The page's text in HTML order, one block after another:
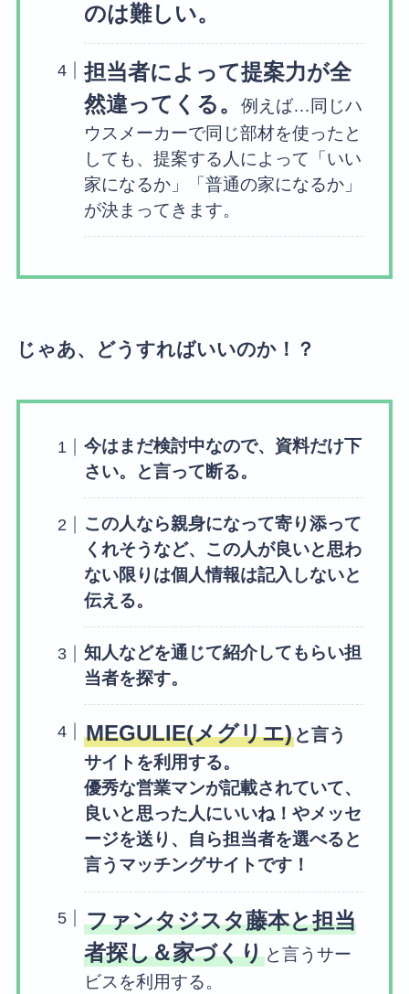
のは難しい。
担当者によって提案力が全
然違ってくる。例えば…同じハ
ウスメーカーで同じ部材を使ったと
しても、提案する人によって「いい
家になるか」「普通の家になるか」
が決まってきます。
じゃあ、どうすればいいのか！？
今はまだ検討中なので、資料だけ下
さい。と言って断る。
この人なら親身になって寄り添って
くれそうなど、この人が良いと思わ
ない限りは個人情報は記入しないと
伝える。
知人などを通じて紹介してもらい担
当者を探す。
MEGULIE(メグリエ) と言う
サイトを利用する。
優秀な営業マンが記載されていて、
良いと思った人にいいね！やメッセ
ージを送り、自ら担当者を選べると
言うマッチングサイトです！
ファンタジスタ藤本と担当
者探し＆家づくり と言うサー
ビスを利用する。